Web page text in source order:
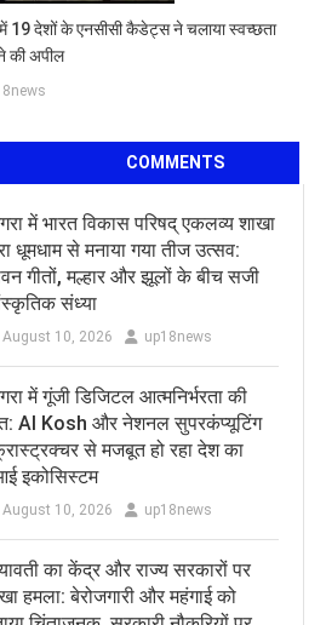
देशों के एनसीसी कैडेट्स ने चलाया स्वच्छता
की अपील
COMMENTS
में भारत विकास परिषद् एकलव्य शाखा
धूमधाम से मनाया गया तीज उत्सव:
गीतों, मल्हार और झूलों के बीच सजी
संध्या
August 10, 2026 up18news
में गूंजी डिजिटल आत्मनिर्भरता की
AI Kosh और नेशनल सुपरकंप्यूटिंग
से मजबूत हो रहा देश का
इकोसिस्टम
August 10, 2026 up18news
का केंद्र और राज्य सरकारों पर
हमला: बेरोजगारी और महंगाई को